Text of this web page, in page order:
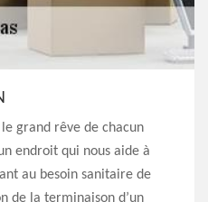
grand rêve de chacun
endroit qui nous aide à
au besoin sanitaire de
de la terminaison d’un